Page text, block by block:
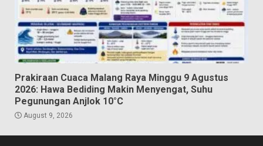
Prakiraan Cuaca Malang Raya Minggu 9 Agustus
2026: Hawa Bediding Makin Menyengat, Suhu
Pegunungan Anjlok 10°C
August 9, 2026